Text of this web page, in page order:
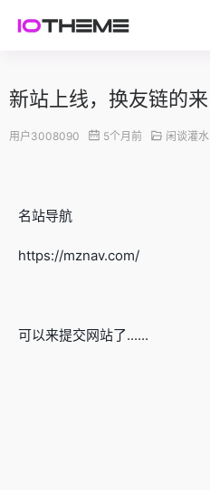
新站上线，换友链的来
用户3008090 5个月前 闲谈灌水
名站导航
https://mznav.com/
可以来提交网站了......